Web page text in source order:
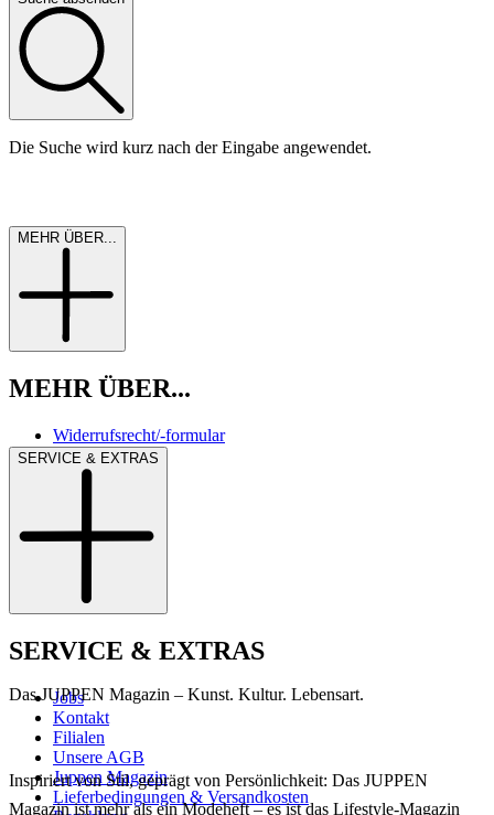
Die Suche wird kurz nach der Eingabe angewendet.
MEHR ÜBER...
MEHR ÜBER...
Widerrufsrecht/-formular
SERVICE & EXTRAS
SERVICE & EXTRAS
Jobs
Kontakt
Filialen
Unsere AGB
Juppen Magazin
Lieferbedingungen & Versandkosten
Das JUPPEN Magazin – Kunst. Kultur. Lebensart.
Inspiriert von Stil, geprägt von Persönlichkeit: Das JUPPEN
Magazin ist mehr als ein Modeheft – es ist das Lifestyle-Magazin